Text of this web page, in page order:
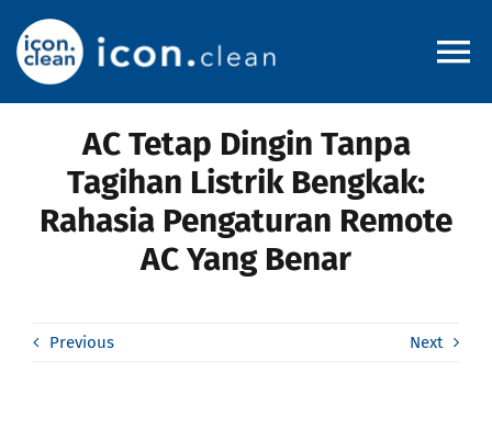
content
Home
About
AC Tetap Dingin Tanpa
Tagihan Listrik Bengkak:
Rahasia Pengaturan Remote
AC Yang Benar
Previous Next